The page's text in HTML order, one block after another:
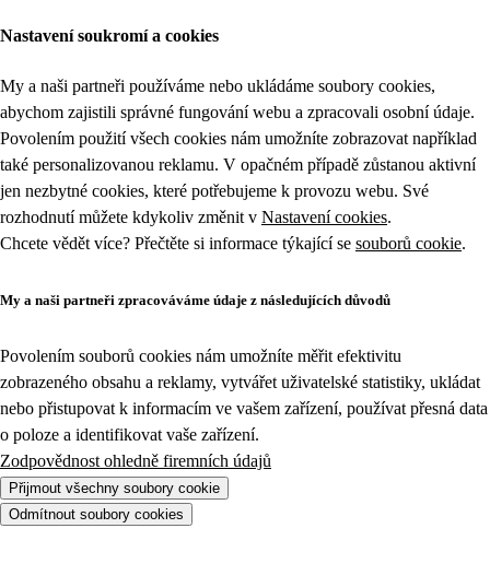
Nastavení soukromí a cookies
My a naši partneři používáme nebo ukládáme soubory cookies,
abychom zajistili správné fungování webu a zpracovali osobní údaje.
Povolením použití všech cookies nám umožníte zobrazovat například
také personalizovanou reklamu. V opačném případě zůstanou aktivní
jen nezbytné cookies, které potřebujeme k provozu webu. Své
rozhodnutí můžete kdykoliv změnit v Nastavení cookies.
Chcete vědět více? Přečtěte si informace týkající se souborů cookie.
My a naši partneři zpracováváme údaje z následujících důvodů
Povolením souborů cookies nám umožníte měřit efektivitu
zobrazeného obsahu a reklamy, vytvářet uživatelské statistiky, ukládat
nebo přistupovat k informacím ve vašem zařízení, používat přesná data
o poloze a identifikovat vaše zařízení.
Zodpovědnost ohledně firemních údajů
Přijmout všechny soubory cookie
Odmítnout soubory cookies